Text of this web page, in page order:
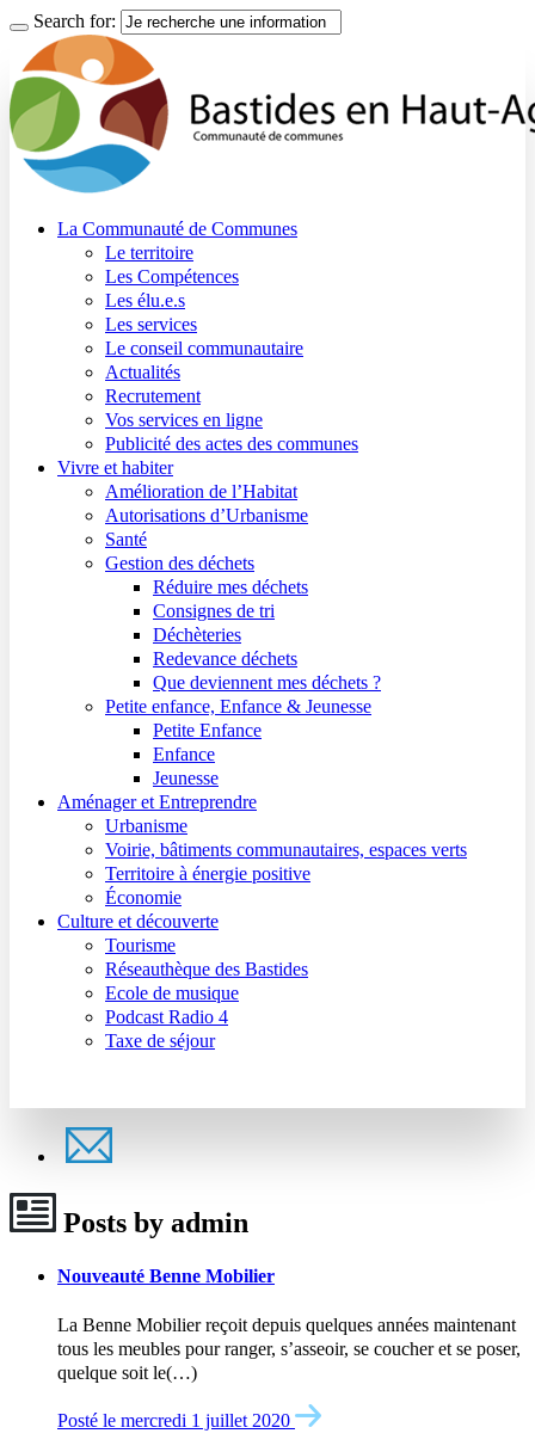
Search for:
La Communauté de Communes
Le territoire
Les Compétences
Les élu.e.s
Les services
Le conseil communautaire
Actualités
Recrutement
Vos services en ligne
Publicité des actes des communes
Vivre et habiter
Amélioration de l’Habitat
Autorisations d’Urbanisme
Santé
Gestion des déchets
Réduire mes déchets
Consignes de tri
Déchèteries
Redevance déchets
Que deviennent mes déchets ?
Petite enfance, Enfance & Jeunesse
Petite Enfance
Enfance
Jeunesse
Aménager et Entreprendre
Urbanisme
Voirie, bâtiments communautaires, espaces verts
Territoire à énergie positive
Économie
Culture et découverte
Tourisme
Réseauthèque des Bastides
Ecole de musique
Podcast Radio 4
Taxe de séjour
Posts by admin
Nouveauté Benne Mobilier
La Benne Mobilier reçoit depuis quelques années maintenant
tous les meubles pour ranger, s’asseoir, se coucher et se poser,
quelque soit le(…)
Posté le mercredi 1 juillet 2020